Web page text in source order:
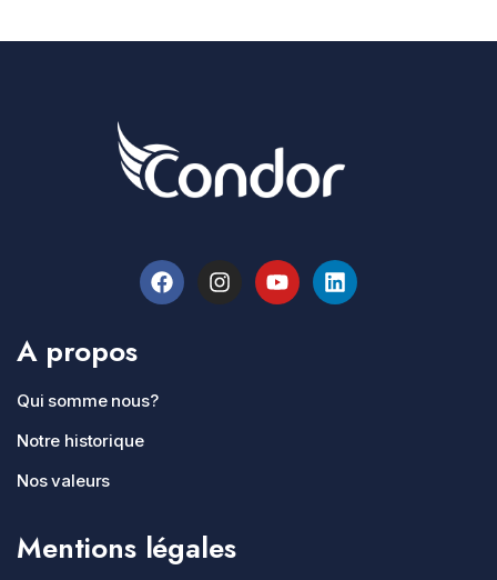
A propos
Qui somme nous?
Notre historique
Nos valeurs
Mentions légales